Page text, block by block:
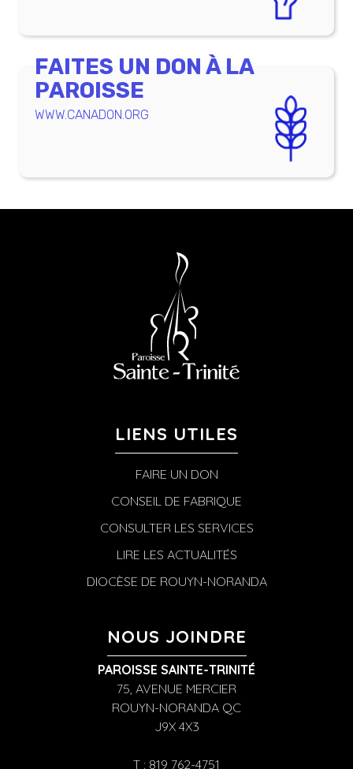
FAITES UN DON À LA
PAROISSE
WWW.CANADON.ORG
LIENS UTILES
FAIRE UN DON
CONSEIL DE FABRIQUE
CONSULTER LES SERVICES
LIRE LES ACTUALITÉS
DIOCÈSE DE ROUYN-NORANDA
NOUS JOINDRE
PAROISSE SAINTE-TRINITÉ
75, AVENUE MERCIER
ROUYN-NORANDA QC
J9X 4X3
T : 819 762-4751